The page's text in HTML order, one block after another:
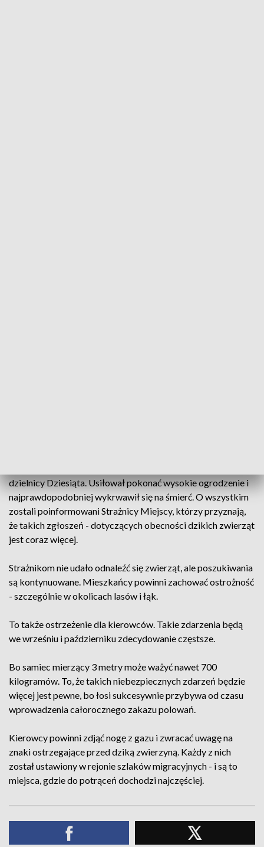
dzielnicy Dziesiąta. Usiłował pokonać wysokie ogrodzenie i
najprawdopodobniej wykrwawił się na śmierć. O wszystkim
zostali poinformowani Strażnicy Miejscy, którzy przyznają,
że takich zgłoszeń - dotyczących obecności dzikich zwierząt
jest coraz więcej.
Strażnikom nie udało odnaleźć się zwierząt, ale poszukiwania
są kontynuowane. Mieszkańcy powinni zachować ostrożność
- szczególnie w okolicach lasów i łąk.
To także ostrzeżenie dla kierowców. Takie zdarzenia będą
we wrześniu i październiku zdecydowanie częstsze.
Bo samiec mierzący 3 metry może ważyć nawet 700
kilogramów. To, że takich niebezpiecznych zdarzeń będzie
więcej jest pewne, bo łosi sukcesywnie przybywa od czasu
wprowadzenia całorocznego zakazu polowań.
Kierowcy powinni zdjąć nogę z gazu i zwracać uwagę na
znaki ostrzegające przed dziką zwierzyną. Każdy z nich
został ustawiony w rejonie szlaków migracyjnych - i są to
miejsca, gdzie do potrąceń dochodzi najczęściej.